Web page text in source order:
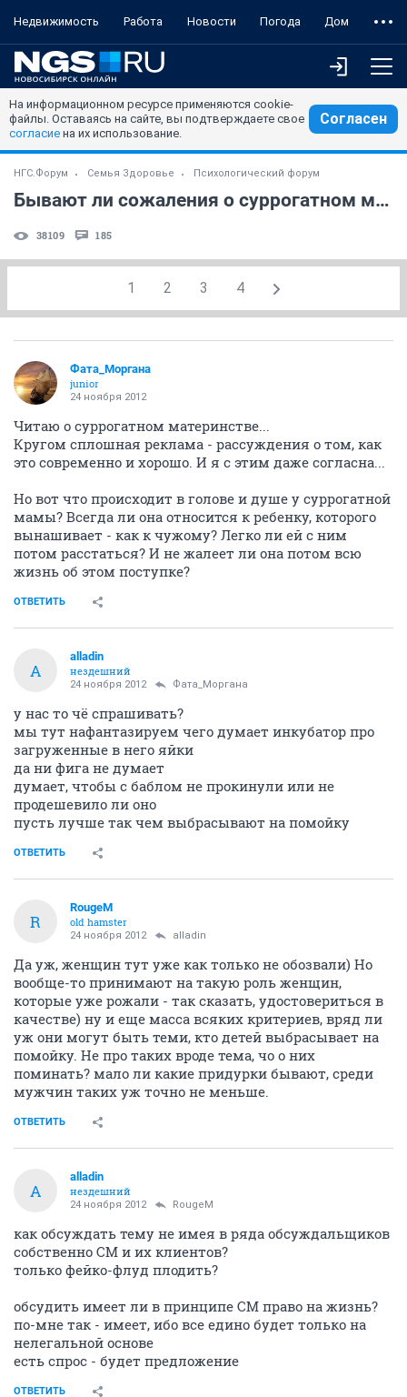
Недвижимость Работа Новости Погода Дом
На информационном ресурсе применяются cookie-
файлы. Оставаясь на сайте, вы подтверждаете свое
согласие на их использование.
Согласен
НГС.Форум Семья Здоровье Психологический форум
Бывают ли сожаления о суррогатном материнстве?
38109 185
1 2 3 4
Фата_Моргана
junior
24 ноября 2012
Читаю о суррогатном материнстве...
Кругом сплошная реклама - рассуждения о том, как
это современно и хорошо. И я с этим даже согласна...
Но вот что происходит в голове и душе у суррогатной
мамы? Всегда ли она относится к ребенку, которого
вынашивает - как к чужому? Легко ли ей с ним
потом расстаться? И не жалеет ли она потом всю
жизнь об этом поступке?
ОТВЕТИТЬ
A
alladin
нездешний
24 ноября 2012 Фата_Моргана
у нас то чё спрашивать?
мы тут нафантазируем чего думает инкубатор про
загруженные в него яйки
да ни фига не думает
думает, чтобы с баблом не прокинули или не
продешевило ли оно
пусть лучше так чем выбрасывают на помойку
ОТВЕТИТЬ
R
RougeM
old hamster
24 ноября 2012 alladin
Да уж, женщин тут уже как только не обозвали) Но
вообще-то принимают на такую роль женщин,
которые уже рожали - так сказать, удостовериться в
качестве) ну и еще масса всяких критериев, вряд ли
уж они могут быть теми, кто детей выбрасывает на
помойку. Не про таких вроде тема, чо о них
поминать? мало ли какие придурки бывают, среди
мужчин таких уж точно не меньше.
ОТВЕТИТЬ
A
alladin
нездешний
24 ноября 2012 RougeM
как обсуждать тему не имея в ряда обсуждальщиков
собственно СМ и их клиентов?
только фейко-флуд плодить?
обсудить имеет ли в принципе СМ право на жизнь?
по-мне так - имеет, ибо все едино будет только на
нелегальной основе
есть спрос - будет предложение
ОТВЕТИТЬ